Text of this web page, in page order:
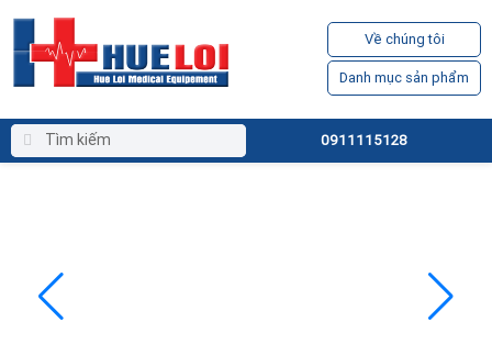
Về chúng tôi
Danh mục sản phẩm
0911115128